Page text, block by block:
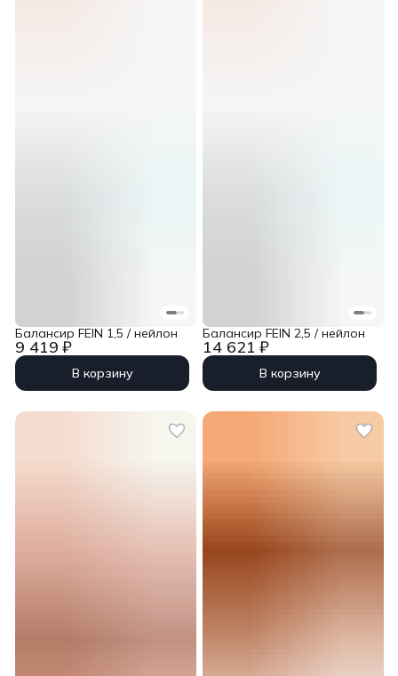
9 419 ₽
Балансир FEIN 1,5 / нейлон
В корзину
14 621 ₽
Балансир FEIN 2,5 / нейлон
В корзину